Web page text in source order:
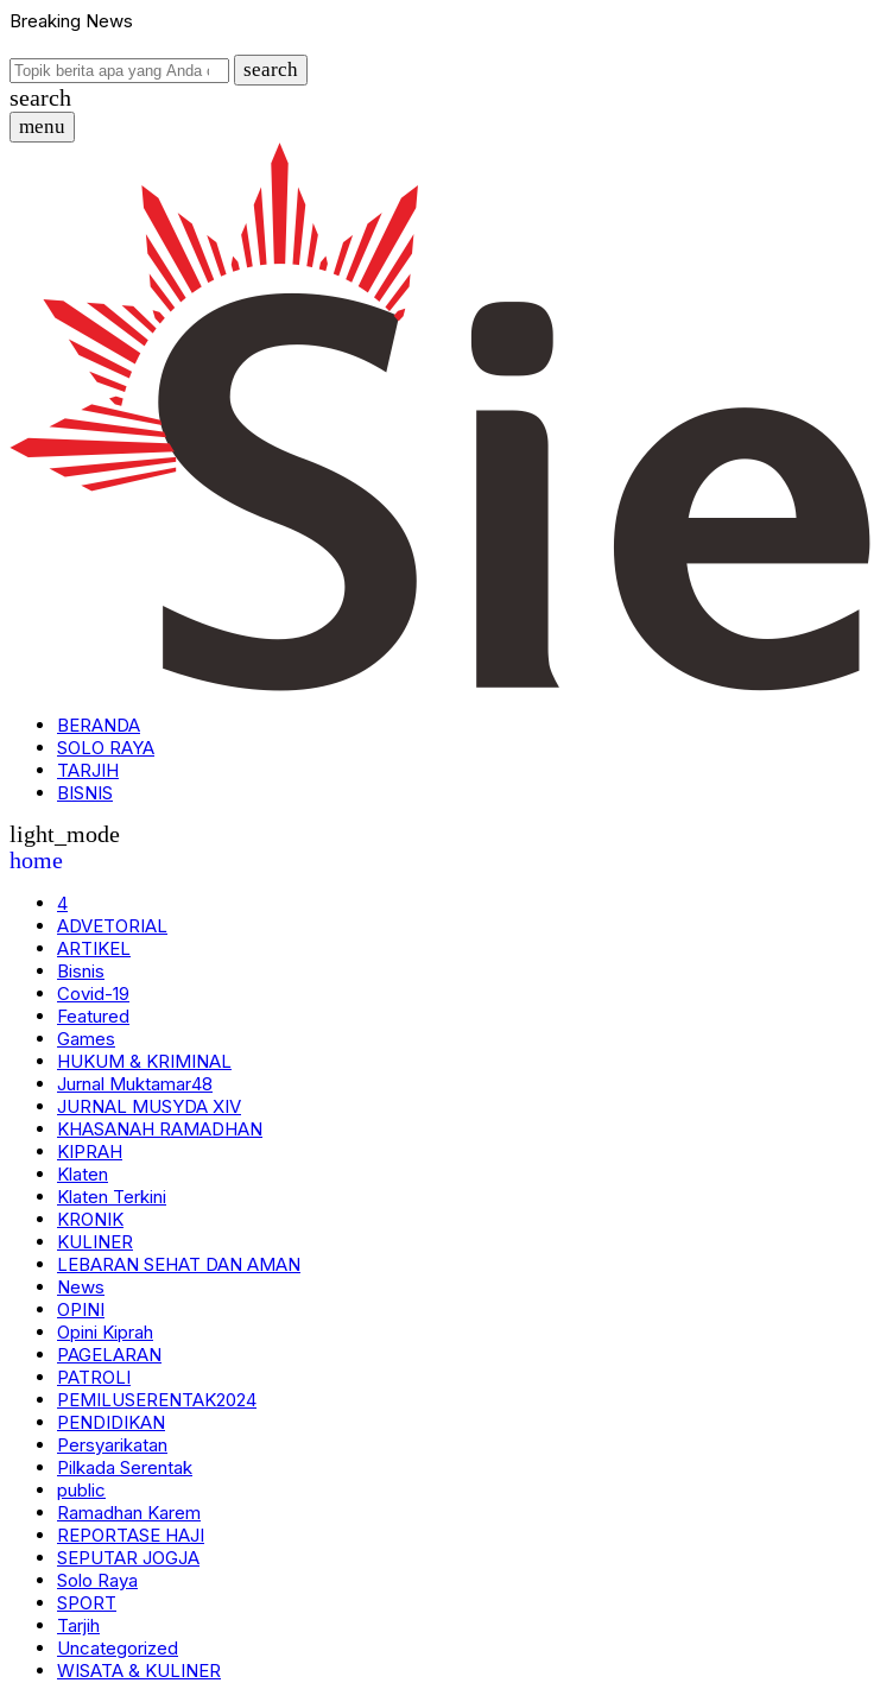
Breaking News
search
search
menu
BERANDA
SOLO RAYA
TARJIH
BISNIS
light_mode
home
4
ADVETORIAL
ARTIKEL
Bisnis
Covid-19
Featured
Games
HUKUM & KRIMINAL
Jurnal Muktamar48
JURNAL MUSYDA XIV
KHASANAH RAMADHAN
KIPRAH
Klaten
Klaten Terkini
KRONIK
KULINER
LEBARAN SEHAT DAN AMAN
News
OPINI
Opini Kiprah
PAGELARAN
PATROLI
PEMILUSERENTAK2024
PENDIDIKAN
Persyarikatan
Pilkada Serentak
public
Ramadhan Karem
REPORTASE HAJI
SEPUTAR JOGJA
Solo Raya
SPORT
Tarjih
Uncategorized
WISATA & KULINER